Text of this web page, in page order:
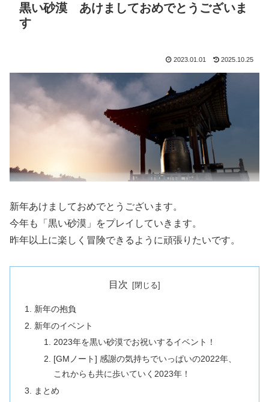
黒い砂漠 あけましておめでとうございま
す
2023.01.01 2025.10.25
新年あけましておめでとうございます。
今年も「黒い砂漠」をプレイしていきます。
昨年以上に楽しく冒険できるように頑張りたいです。
目次
新年の抱負
新年のイベント
2023年を黒い砂漠でお祝いするイベント！
[GMノート] 感謝の気持ちでいっぱいの2022年、
これからも共に歩いていく2023年！
まとめ